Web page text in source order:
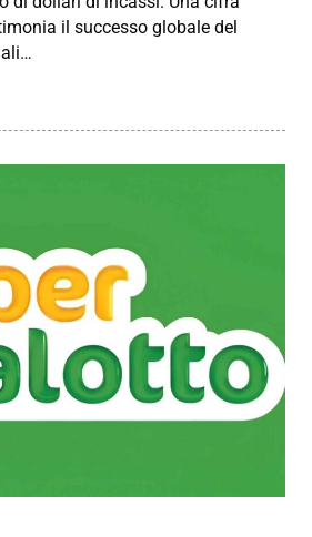
il successo globale del